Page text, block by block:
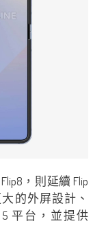
，則延續 Flip
的外屏設計、
5 平台，並提供